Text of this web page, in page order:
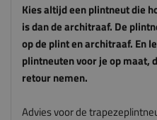
Kies altijd een plintneut die
is dan de architraaf. De
op de plint en architraaf. En
plintneuten voor je op maat,
retour nemen.
Advies voor de